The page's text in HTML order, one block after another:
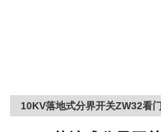
10KV落地式分界开关ZW32看